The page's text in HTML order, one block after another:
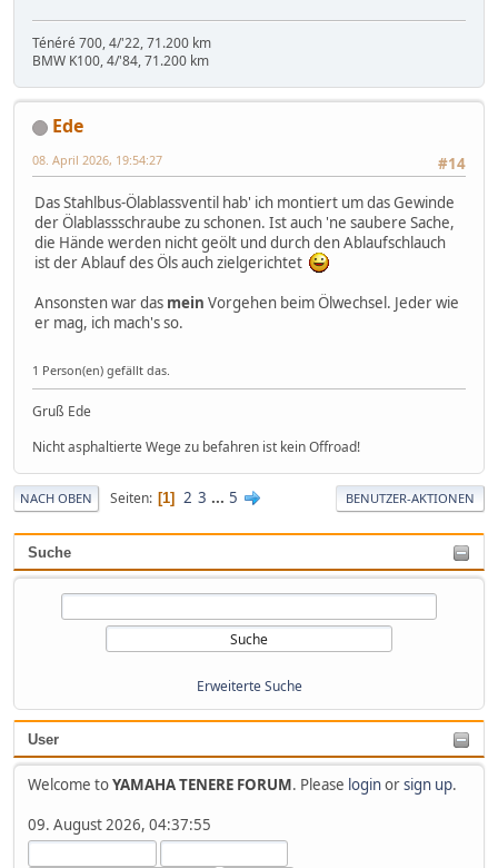
Suche
Erweiterte Suche
User
Welcome toYAMAHA TENERE FORUM. Please loginorsign up.
09. August 2026, 04:37:55
Ténéré 700, 4/'22, 71.200 km
BMW K100, 4/'84, 71.200 km
Ede
#14
08. April 2026, 19:54:27
Das Stahlbus-Ölablassventil hab' ich montiert um das Gewinde
der Ölablassschraube zu schonen. Ist auch 'ne saubere Sache,
die Hände werden nicht geölt und durch den Ablaufschlauch
ist der Ablauf des Öls auch zielgerichtet
Ansonsten war das mein Vorgehen beim Ölwechsel. Jeder wie
er mag, ich mach's so.
1 Person(en) gefällt das.
Gruß Ede
Nicht asphaltierte Wege zu befahren ist kein Offroad!
NACH OBEN Seiten 1 2 3 ... 5 BENUTZER-AKTIONEN